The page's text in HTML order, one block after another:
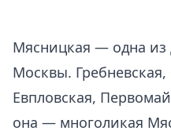
Мясницкая — одна
Москвы.
Евпловская,
она — многоликая